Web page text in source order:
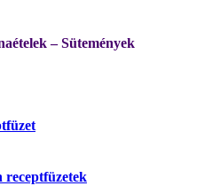
– Sütemények
receptfüzetek